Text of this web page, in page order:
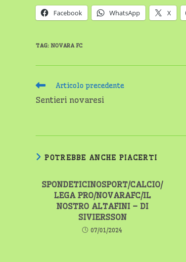
Facebook WhatsApp X
TAG: NOVARA FC
Leggi
articoli
Articolo precedente
Sentieri novaresi
POTREBBE ANCHE PIACERTI
SPONDETICINOSPORT/CALCIO/
LEGA PRO/NOVARAFC/IL
NOSTRO ALTAFINI – DI
SIVIERSSON
07/01/2024